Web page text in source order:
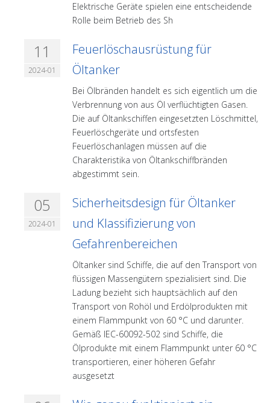
Elektrische Geräte spielen eine entscheidende
Rolle beim Betrieb des Sh
11
2024-01
Feuerlöschausrüstung für
Öltanker
Bei Ölbränden handelt es sich eigentlich um die
Verbrennung von aus Öl verflüchtigten Gasen.
Die auf Öltankschiffen eingesetzten Löschmittel,
Feuerlöschgeräte und ortsfesten
Feuerlöschanlagen müssen auf die
Charakteristika von Öltankschiffbränden
abgestimmt sein.
05
2024-01
Sicherheitsdesign für Öltanker
und Klassifizierung von
Gefahrenbereichen
Öltanker sind Schiffe, die auf den Transport von
flüssigen Massengütern spezialisiert sind. Die
Ladung bezieht sich hauptsächlich auf den
Transport von Rohöl und Erdölprodukten mit
einem Flammpunkt von 60 °C und darunter.
Gemäß IEC-60092-502 sind Schiffe, die
Ölprodukte mit einem Flammpunkt unter 60 °C
transportieren, einer höheren Gefahr
ausgesetzt